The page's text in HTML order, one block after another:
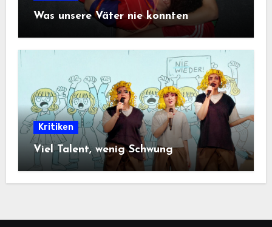
Was unsere Väter nie konnten
Kritiken
Viel Talent, wenig Schwung